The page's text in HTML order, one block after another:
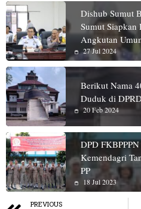
Dishub Sumut
Sumut Siapkan
Angkutan
27 Jul 2024
Berikut Nama
Duduk di
20 Feb 2024
DPD
Kemendagri
PP
18 Jul 2023
PREVIOUS